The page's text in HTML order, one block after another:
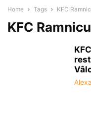
Home Tags KFC
KFC